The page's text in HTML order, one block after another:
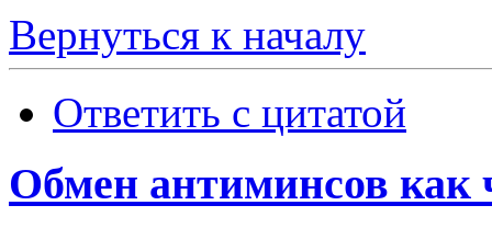
Вернуться к началу
Ответить с цитатой
Обмен антиминсов как